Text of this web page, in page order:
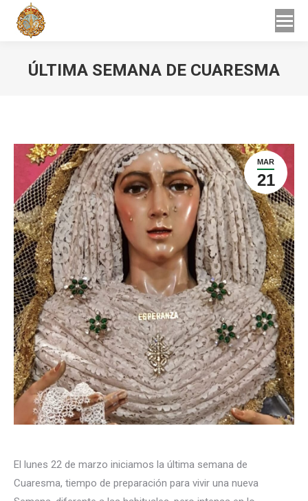
ÚLTIMA SEMANA DE CUARESMA
MAR
21
El lunes 22 de marzo iniciamos la última semana de
Cuaresma, tiempo de preparación para vivir una nueva